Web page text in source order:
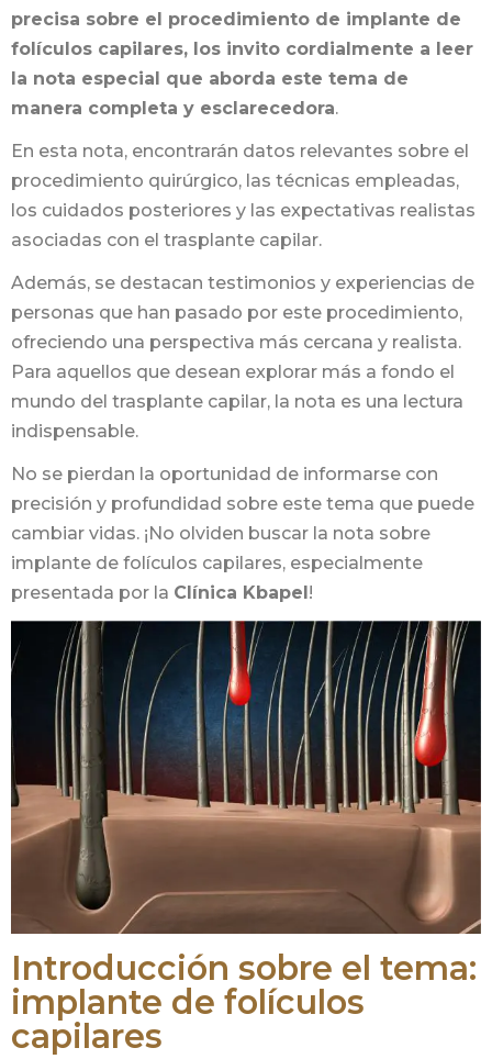
precisa sobre el procedimiento de implante de
folículos capilares, los invito cordialmente a leer
la nota especial que aborda este tema de
manera completa y esclarecedora.
En esta nota, encontrarán datos relevantes sobre el
procedimiento quirúrgico, las técnicas empleadas,
los cuidados posteriores y las expectativas realistas
asociadas con el trasplante capilar.
Además, se destacan testimonios y experiencias de
personas que han pasado por este procedimiento,
ofreciendo una perspectiva más cercana y realista.
Para aquellos que desean explorar más a fondo el
mundo del trasplante capilar, la nota es una lectura
indispensable.
No se pierdan la oportunidad de informarse con
precisión y profundidad sobre este tema que puede
cambiar vidas. ¡No olviden buscar la nota sobre
implante de folículos capilares, especialmente
presentada por la Clínica Kbapel!
Introducción sobre el tema:
implante de folículos
capilares